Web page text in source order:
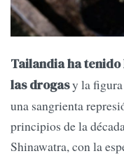
Tailandia ha
las drogasy la figura
una sangrienta
principios de la
Shinawatra, con la